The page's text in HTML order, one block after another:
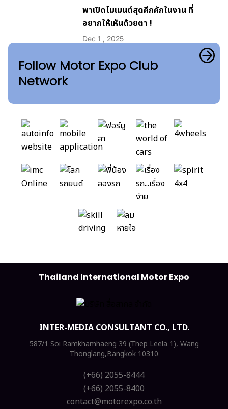
พาเปิดโมเมนต์สุดคึกคักในงาน ที่
อยากให้เห็นด้วยตา !
Dec 1 , 2025
Follow Motor Expo Club
Network
Thailand International Motor Expo
INTER-MEDIA CONSULTANT CO., LTD.
587/1 Soi Ramkhamhaeng 39 (Thep Leela 1), Wang
Thonglang,Bangkok 10310
(+66) 2055-8444
(+66) 2055-8400
contact@motorexpo.co.th